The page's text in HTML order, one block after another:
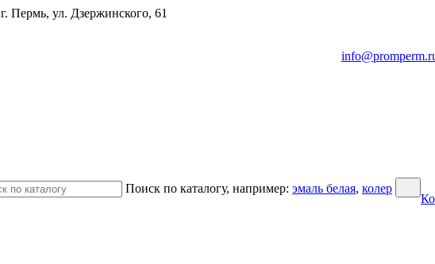
г. Пермь, ул. Дзержинского, 61
Поиск по каталогу, например: эмаль белая, колер